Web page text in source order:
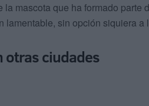
la mascota que ha formado parte
lamentable, sin opción siquiera a
otras ciudades